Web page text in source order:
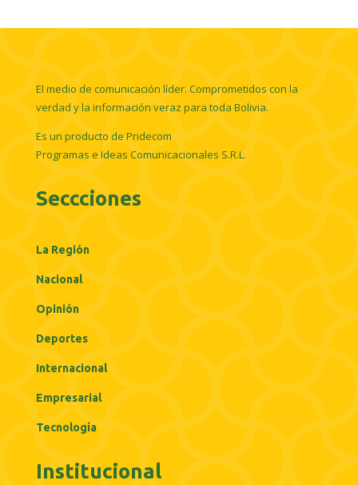
El medio de comunicación líder. Comprometidos con la
verdad y la información veraz para toda Bolivia.
Es un producto de Pridecom
Programas e Ideas Comunicacionales S.R.L.
Seccciones
La Región
Nacional
Opinión
Deportes
Internacional
Empresarial
Tecnología
Institucional